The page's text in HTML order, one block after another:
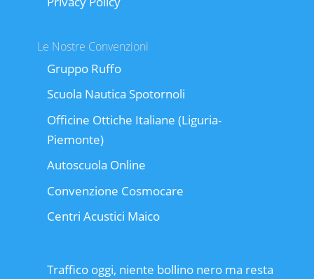
Le Nostre Convenzioni
Gruppo Ruffo
Scuola Nautica Spotornoli
Officine Ottiche Italiane (Liguria-
Piemonte)
Autoscuola Online
Convenzione Cosmocare
Centri Acustici Maico
Traffico oggi, niente bollino nero ma resta